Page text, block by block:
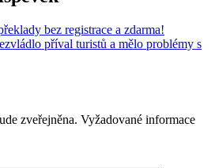
bez registrace a zdarma!
příval turistů a mělo problémy s
zveřejněna. Vyžadované informace